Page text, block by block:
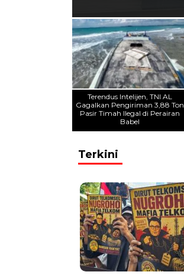
Terendus Intelijen, TNI AL
Gagalkan Pengiriman 3,88 Ton
Pasir Timah Ilegal di Perairan
Babel
Terkini